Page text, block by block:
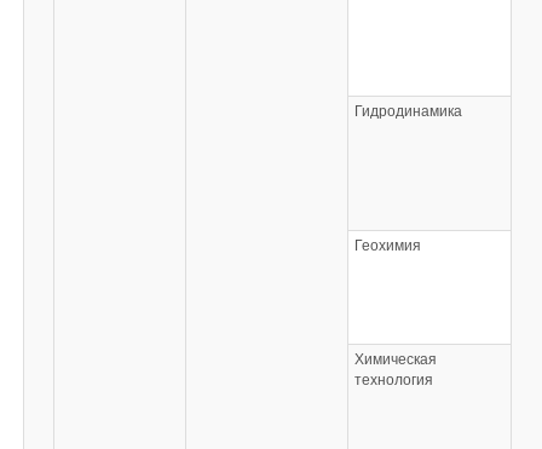
Гидродинамика
Геохимия
Химическая
технология